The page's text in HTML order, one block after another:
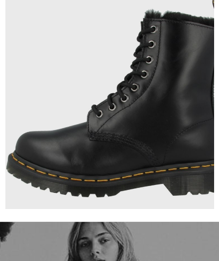
210,00 €